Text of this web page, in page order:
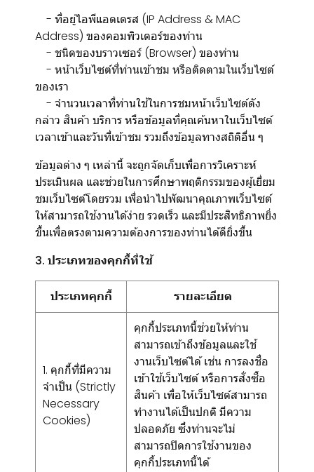
- ที่อยู่ไอพีแอดเดรส (IP Address & MAC
Address) ของคอมพิวเตอร์ของท่าน
- ชนิดของบราวเซอร์ (Browser) ของท่าน
- หน้าเว็บไซต์ที่ท่านเข้าชม หรือติดตามในเว็บไซต์
ของเรา
- จำนวนเวลาที่ท่านใช้ในการชมหน้าเว็บไซต์ดัง
กล่าว สินค้า บริการ หรือข้อมูลที่คุณค้นหาในเว็บไซต์
เวลาเข้าและวันที่เข้าชม รวมถึงข้อมูลทางสถิติอื่น ๆ
ข้อมูลต่าง ๆ เหล่านี้ จะถูกจัดเก็บเพื่อการวิเคราะห์
ประเมินผล และช่วยในการศึกษาพฤติกรรมของผู้เยี่ยม
ชมเว็บไซต์โดยรวม เพื่อนำไปพัฒนาคุณภาพเว็บไซต์
ให้สามารถใช้งานได้ง่าย รวดเร็ว และมีประสิทธิภาพยิ่ง
ขึ้นเพื่อตรงตามความต้องการของท่านได้ดียิ่งขึ้น
3. ประเภทของคุกกี้ที่ใช้
ประเภทคุกกี้ รายละเอียด
1. คุกกี้ที่มีความ
จำเป็น (Strictly
Necessary
Cookies)
คุกกี้ประเภทนี้ช่วยให้ท่าน
สามารถเข้าถึงข้อมูลและใช้
งานเว็บไซต์ได้ เช่น การลงชื่อ
เข้าใช้เว็บไซต์ หรือการสั่งซื้อ
สินค้า เพื่อให้เว็บไซต์สามารถ
ทำงานได้เป็นปกติ มีความ
ปลอดภัย ซึ่งท่านจะไม่
สามารถปิดการใช้งานของ
คุกกี้ประเภทนี้ได้